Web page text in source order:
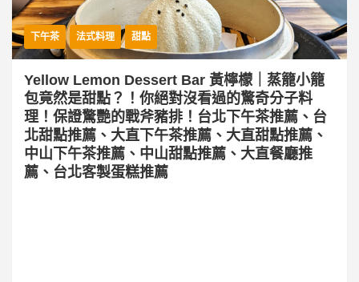
下午茶 法式料理 甜點
Yellow Lemon Dessert Bar 黃檸檬｜蒸籠小籠
包竟然是甜點？！你絕對沒看過的驚奇分子料
理！保證驚艷的戰斧豬排！台北下午茶推薦、台
北甜點推薦、大直下午茶推薦、大直甜點推薦、
中山下午茶推薦、中山甜點推薦、大直餐廳推
薦、台北客製蛋糕推薦